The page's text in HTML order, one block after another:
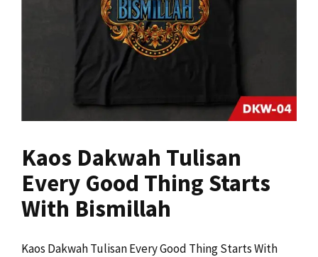
Kaos Dakwah Tulisan
Every Good Thing Starts
With Bismillah
Kaos Dakwah Tulisan Every Good Thing Starts With